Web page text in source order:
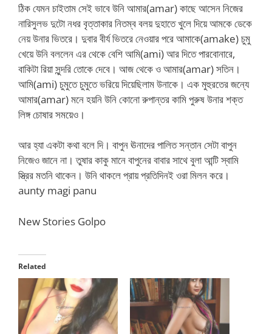
ঠিক যেমন চাইতাম সেই ভাবে উনি আমার(amar) কাছে আসেন নিজের
নারিসুলভ দুটো নধর বৃত্তাকার নিতম্ব বলয় দুহাতে খুলে দিয়ে আমকে ডেকে
নেয় উনার ভিতরে। দুবার বীর্য ভিতরে নেওয়ার পরে আমাকে(amake) চুমু
খেয়ে উনি বললেন এর থেকে বেশি আমি(ami) আর দিতে পারবোনারে,
বাকিটা রিয়া সুন্দরি তোকে দেবে। আজ থেকে ও আমার(amar) সতিন।
আমি(ami) চুমুতে চুমুতে ভরিয়ে দিয়েছিলাম উনাকে। এক মুহুরতের জন্যে
আমার(amar) মনে হয়নি উনি কোনো রুপান্তর কামি পুরুষ উনার শক্ত
লিঙ্গ চোষার সময়েও।
আর হ্যা একটা কথা বলে দি। বাপুন ঊনাদের পালিত সন্তান সেটা বাপুন
নিজেও জানে না। তুষার কাকু মানে বাপুনের বাবার সাথে বুলা আন্টি স্বামি
স্ত্রির মতনি থাকেন। উনি থাকলে প্রায় প্রতিদিনই ওরা মিলন করে।
aunty magi panu
New Stories Golpo
Related